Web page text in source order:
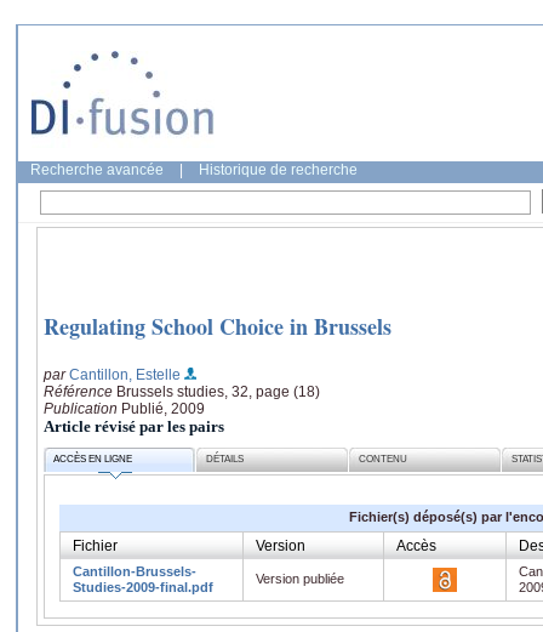
Recherche avancée Historique de recherche
Regulating School Choice in Brussels
parCantillon, Estelle
Référence Brussels studies, 32, page (18)
Publication Publié, 2009
Article révisé par les pairs
ACCÈS EN LIGNE DÉTAILS CONTENU
Fichier(s) déposé(s) par
Fichier Version Accès
Cantillon-Brussels-
Studies-2009-final.pdf
Version publiée